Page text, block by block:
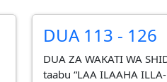
DUA 113 - 126
DUA ZA WAKATI WA
taabu “LAA ILAAHA